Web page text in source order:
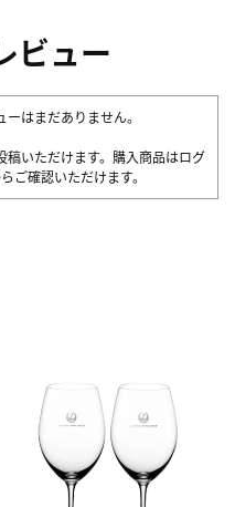
ビュー
はまだありません。
稿いただけます。購入商品はログ
ご確認いただけます。